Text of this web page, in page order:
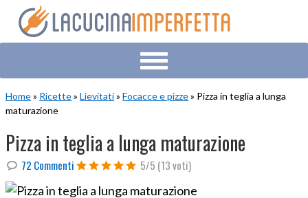
primary
main
primary
Home» Ricette»Lievitati»Focacce e pizze» Pizza in teglia a lunga
maturazione
Pizza in teglia a lunga maturazione
72 Commenti 5/5 (13 voti)